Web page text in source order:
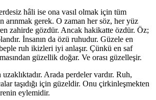
hâli ise ona vasıl olmak için tüm
arınmak gerek. O zaman her söz, her yüz
zahirde gözdür. Ancak hakikatte özdür. Öz;
İnsanın da özü ruhudur. Güzele en
ruh ikizleri iyi anlaşır. Çünkü en saf
güzellik doğar. Ve orası güzelleşir.
Arada perdeler vardır. Ruh,
taşıdığı için güzeldir. Onu çirkinleşmekten
eylemidir.